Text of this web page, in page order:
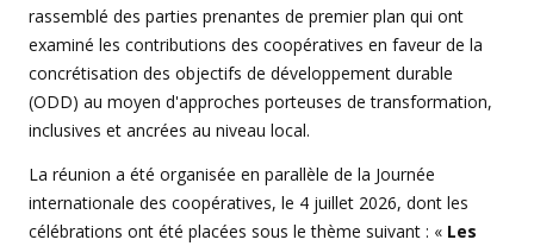
rassemblé des parties prenantes de premier plan qui ont
examiné les contributions des coopératives en faveur de la
concrétisation des objectifs de développement durable
(ODD) au moyen d'approches porteuses de transformation,
inclusives et ancrées au niveau local.
La réunion a été organisée en parallèle de la Journée
internationale des coopératives, le 4 juillet 2026, dont les
célébrations ont été placées sous le thème suivant : « Les